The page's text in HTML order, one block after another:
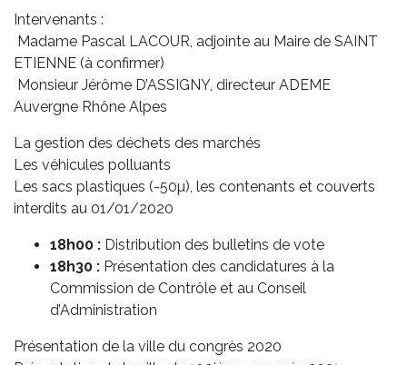
Intervenants :
Madame Pascal LACOUR, adjointe au Maire de SAINT
ETIENNE (à confirmer)
Monsieur Jérôme D’ASSIGNY, directeur ADEME
Auvergne Rhône Alpes
La gestion des déchets des marchés
Les véhicules polluants
Les sacs plastiques (-50µ), les contenants et couverts
interdits au 01/01/2020
18h00 : Distribution des bulletins de vote
18h30 : Présentation des candidatures à la
Commission de Contrôle et au Conseil
d’Administration
Présentation de la ville du congrès 2020